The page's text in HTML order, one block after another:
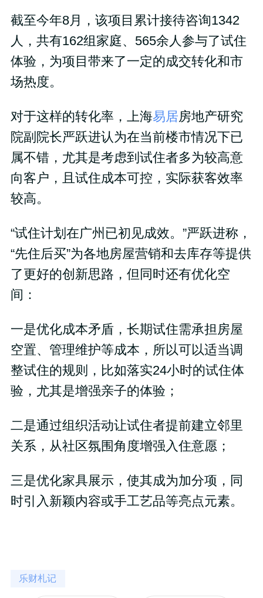
截至今年8月，该项目累计接待咨询1342
人，共有162组家庭、565余人参与了试住
体验，为项目带来了一定的成交转化和市
场热度。
对于这样的转化率，上海易居房地产研究
院副院长严跃进认为在当前楼市情况下已
属不错，尤其是考虑到试住者多为较高意
向客户，且试住成本可控，实际获客效率
较高。
“试住计划在广州已初见成效。”严跃进称，
“先住后买”为各地房屋营销和去库存等提供
了更好的创新思路，但同时还有优化空
间：
一是优化成本矛盾，长期试住需承担房屋
空置、管理维护等成本，所以可以适当调
整试住的规则，比如落实24小时的试住体
验，尤其是增强亲子的体验；
二是通过组织活动让试住者提前建立邻里
关系，从社区氛围角度增强入住意愿；
三是优化家具展示，使其成为加分项，同
时引入新颖内容或手工艺品等亮点元素。
乐财札记